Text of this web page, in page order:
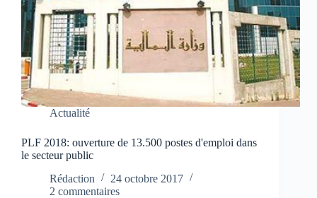
Actualité
PLF 2018: ouverture de 13.500 postes d'emploi dans
le secteur public
Rédaction
24 octobre 2017
2 commentaires